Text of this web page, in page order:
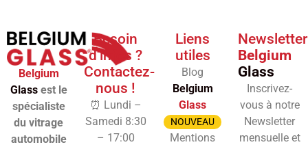
Belgium
Glassest le
spécialiste
du vitrage
automobile
Besoin
d'infos ?
Contactez-
nous !
⏰ Lundi –
Samedi 8:30
– 17:00
Liens
utiles
Blog
Belgium
Glass
NOUVEAU
Mentions
Newsletter
Belgium
Glass
Inscrivez-
vous à notre
Newsletter
mensuelle et